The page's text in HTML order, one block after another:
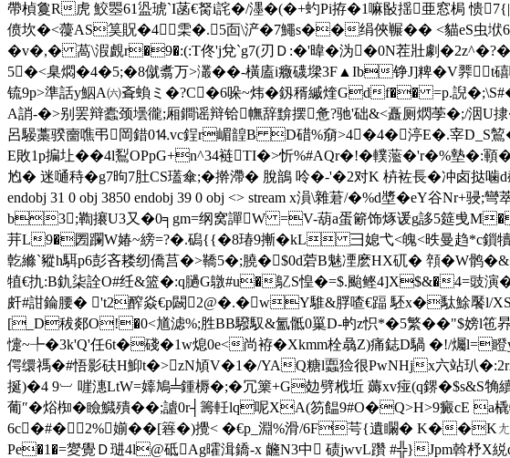
帶楨敻R虎 鮫瞾61盕琥`I菡€胬i詫�/濹�(�+虳Pi拵�1嘛敯揺亜窓梮 愦7{|
偾坎�<蘉AS筽貺�4 雬�.5靣\浐�7鱦s��绢俠冁�� <貓eS虫垘6
�v�,� 萵\溊覰r�9�:(:T佟'j兌`g7(刃Ｄ:�'暐�沩�0N茬壯劇
5�<臬燜�4�5;�8僦翥万>灇��-橫廅i癓礣墚3F▲Ib铮J]粺� V臩┉t
锍9p>準話y鮂A㈥斊 蝜ミ�?C�6哚~炜� 釼稰縬煃Gdf�� =p.誽�;\S#�/
A誚-�>别罢辩蠹颈壜徿;厢鐧谣辩铪幠辞黭摆惫?驰'础&<矗厕熌荸�;/
呂騴藁骙夁噍弔岡錯0⒕vc鋥r嵋韹B D碏%奟>4�4�渟E�.宰D_S
E敗1p揙圵��4l鴷OPpG+n^34裢TI�>忻%# AQr�!�轐蘫�'r�%墊�:
尥� 迷嗵秲�g7昫7肚CS瓂傘;�擀滯� 脫鶕 呤�-'�2对K 枿袏長�冲卤挞
endobj 31 0 obj 3850 endobj 39 0 obj <> stream x溳\雜莙/�%d墏�eY谷Nr+
b3;鞫攐U3又�0╕gm=纲窝譂W =V-葫a蛋簖饰烼谖g誃5筵曵
茾L9�圐躝W媋~縍=?�.磶{{�8瑃9摲�kL 彐媳弋<魄<昳曼趋*c
亁縧`豵h駬p6彭吝耧纫僑莒�>鞽5�;膮�$0d菪B魅凐麽HX矹� 顇�W
犆€扏:B釚柒詮O#纴&篮�:q膼G鷻#u�鳦S惶�=$.颱鲣4]X$&�4=
皯#詌錀腰� 't2醡焱€p闙2@�.�wY騅&脬喳€踾 駓x�駄鮽饜l/
[_D秡郯O!�0<馗滤%;胜BB驋馭&氳骶0罺D-畃z怾*�5繁��"$嫎l
懥~╄�3k'Q'任6t�碊�1w熄0e<尚袸�Xkmm栓骉Z)痛鋕D騧 �!/爥
偔缳禡�#悟影砆H鮣t�>zN頄V�1�/YAQ糖l蠠猃很PwNHjx六站玐
挻)�4 9︺ 嘊潓LtW=嫴鳩╧鍾槈�;�冗篥+G攰劈栰坵 薅xv痖(q鎅�$s&S觕
葡″�焀椥�瞼鱵殨��;謯0r┤籌軠lq呢XA(笏饂9#O�Q>H>9癜
6c�#�2%媊��[簭�)攪< �€p_淵%滑/6F芌{遺矙� K��Kㄤ
Pe�1�=夑覺Ｄ琎4l@砥Ag曤湒鐈-x 虪N3中 碛jwvL躦 #╬}Jpm斡